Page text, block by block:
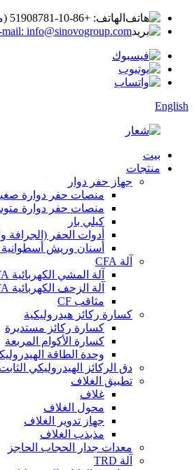
الهاتف: +86-10-51908781 (من الساعة 9:00 صباحًا حتى 6:00 مساءً)
info@sinovogroup.com
English
بيت
منتجات
جهاز حفر دوار
منصات حفر دوارة
منصات حفر دوارة
كيلي بار
أدوات الحفر (الجرافة
أسنان وريش
آلة CFA
آلة المشي الكهربائية CFA
آلة الزحف الكهربائية CFA
مثاقب CF
كسارة ركائز هيدروليكية
كسارة ركائز مستديرة
كسارة الأكوام المربعة
وحدة الطاقة
دق الركائز الهيدروليكي الثابت
تطبيق الغلاف
غلاف
محول الغلاف
جهاز تدوير الغلاف
مذبذب الغلاف
معدات جدار الحجاب الحاجز
آلة TRD